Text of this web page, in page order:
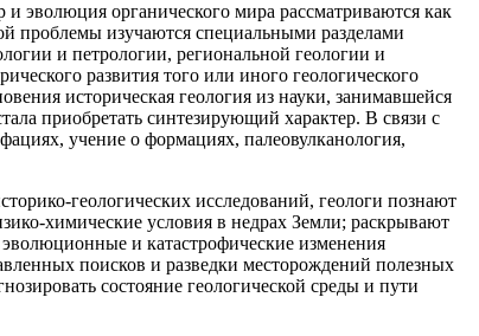
эволюция органического мира рассматриваются как
проблемы изучаются специальными разделами
и петрологии, региональной геологии и
развития того или иного геологического
историческая геология из науки, занимавшейся
приобретать синтезирующий характер. В связи с
учение о формациях, палеовулканология,
геологических исследований, геологи познают
химические условия в недрах Земли; раскрывают
и катастрофические изменения
поисков и разведки месторождений полезных
состояние геологической среды и пути